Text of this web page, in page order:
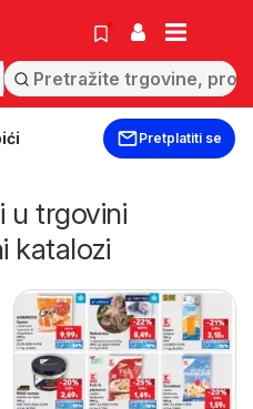
Pretplatiti se
u trgovini
katalozi